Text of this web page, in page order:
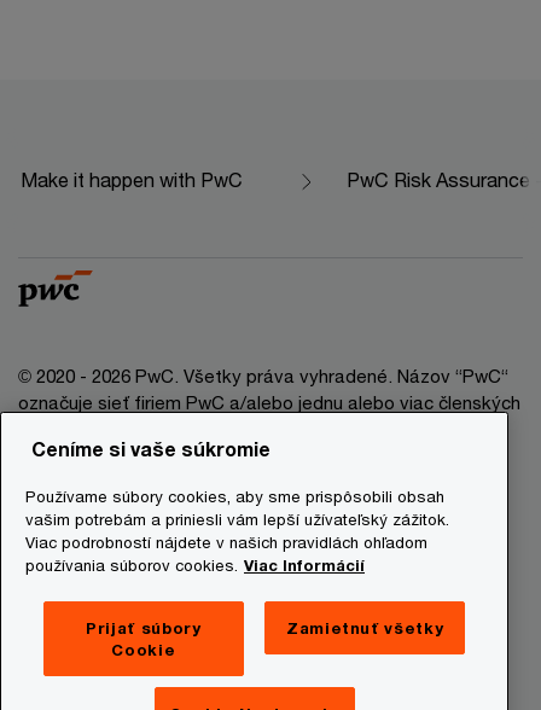
Make it happen with PwC PwC Risk Assurance
© 2020 - 2026 PwC. Všetky práva vyhradené. Názov “PwC“
označuje sieť firiem PwC a/alebo jednu alebo viac členských
informácie nájdete na stránke www.pwc.com/structure.
Právna doložka
Ochrana osobných údajov
Prevádzkovatelia stránky
Mapa stránky
Ceníme si vaše súkromie
Používame súbory cookies, aby sme prispôsobili obsah
vašim potrebám a priniesli vám lepší užívateľský zážitok.
Viac podrobností nájdete v našich pravidlách ohľadom
používania súborov cookies. Viac Informácií
Prijať súbory
Cookie
Zamietnuť všetky